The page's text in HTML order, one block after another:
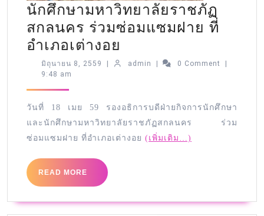
นักศึกษามหาวิทยาลัยราชภัฏ
สกลนคร ร่วมซ่อมแซมฝาย ที่
อำเภอเต่างอย
มิถุนายน 8, 2559 | admin | 0 Comment
|
9:48 am
วันที่ 18 เมย 59 รองอธิการบดีฝ่ายกิจการนักศึกษา
และนักศึกษามหาวิทยาลัยราชภัฏสกลนคร ร่วม
ซ่อมแซมฝาย ที่อำเภอเต่างอย (เพิ่มเติม…)
READ MORE